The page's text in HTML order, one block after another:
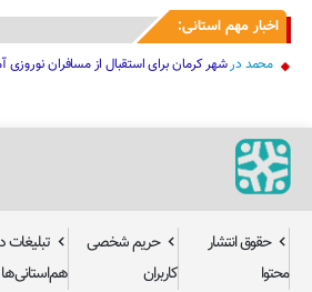
اخبار مهم استانی:
محمد درشهر کرمان برای استقبال از مسافران نوروزی
حقوق انتشار
محتوا
حریم شخصی
کاربران
تبلیغات
هم‌استانی‌ها